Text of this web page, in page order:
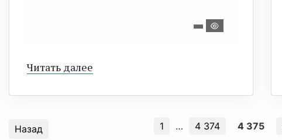
Читать далее
Назад 1 … 4 374 4 375